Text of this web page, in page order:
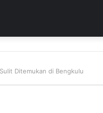
Ditemukan di Bengkulu